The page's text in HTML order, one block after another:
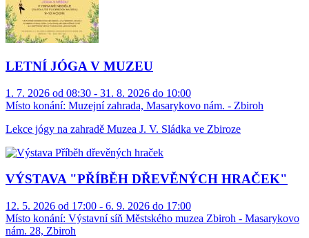
LETNÍ JÓGA V MUZEU
1. 7. 2026 od 08:30 - 31. 8. 2026 do 10:00
Místo konání: Muzejní zahrada, Masarykovo nám. - Zbiroh
Lekce jógy na zahradě Muzea J. V. Sládka ve Zbiroze
VÝSTAVA "PŘÍBĚH DŘEVĚNÝCH HRAČEK"
12. 5. 2026 od 17:00 - 6. 9. 2026 do 17:00
Místo konání: Výstavní síň Městského muzea Zbiroh - Masarykovo
nám. 28, Zbiroh